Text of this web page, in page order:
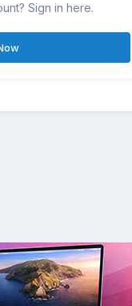
Sign in here.